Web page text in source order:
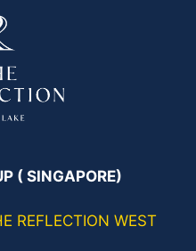
( SINGAPORE)
REFLECTION WEST